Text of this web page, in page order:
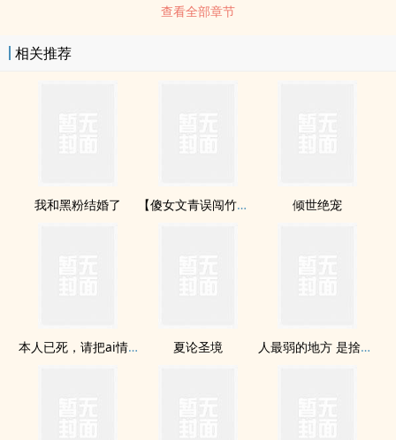
查看全部章节
相关推荐
我和黑粉结婚了 【傻女文青误闯竹科】欢迎登ruOL Online（完） 倾世绝宠
本人已死，请把ai情烧给我 夏论圣境 人最弱的地方 是捨不得